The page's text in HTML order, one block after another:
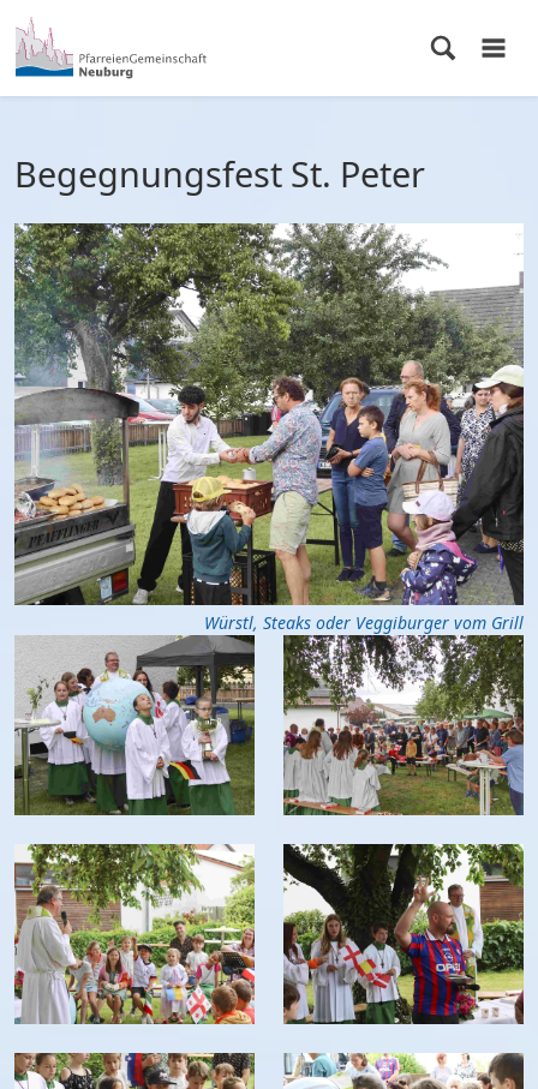
Begegnungsfest St. Peter
Würstl, Steaks oder Veggiburger vom Grill